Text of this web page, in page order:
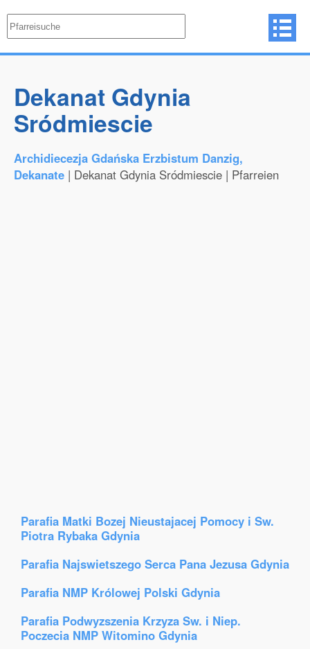
Dekanat Gdynia
Sródmiescie
Archidiecezja Gdańska Erzbistum Danzig,
Dekanate | Dekanat Gdynia Sródmiescie | Pfarreien
Parafia Matki Bozej Nieustajacej Pomocy i Sw.
Piotra Rybaka Gdynia
Parafia Najswietszego Serca Pana Jezusa Gdynia
Parafia NMP Królowej Polski Gdynia
Parafia Podwyzszenia Krzyza Sw. i Niep.
Poczecia NMP Witomino Gdynia